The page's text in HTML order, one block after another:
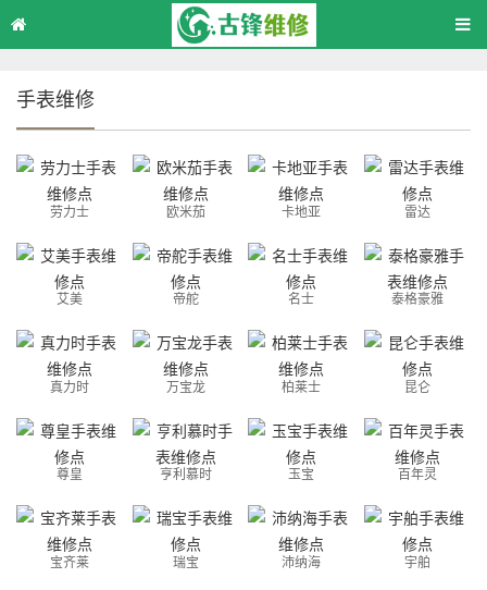
手表维修
劳力士 欧米茄 卡地亚 雷达
艾美 帝舵 名士 泰格豪雅
真力时 万宝龙 柏莱士 昆仑
尊皇 亨利慕时 玉宝 百年灵
宝齐莱 瑞宝 沛纳海 宇舶